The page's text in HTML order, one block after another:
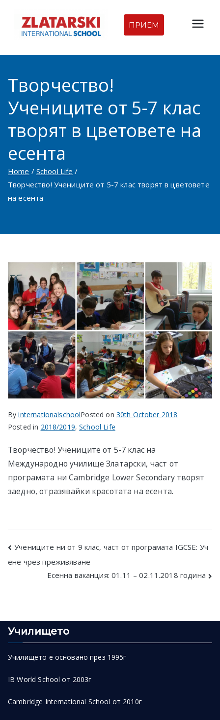
content
Междуна
родна
гимназия
Златарск
и |
родно
в София
ПРИЕМ
Творчество!
Учениците от 5-7 клас
творят в цветовете на
есента
Home
School Life
Творчество! Учениците от 5-7 клас творят в цветовете
на есента
ByinternationalschoolPosted on 30th October 2018
Posted in 2018/2019,School Life
Творчество! Учениците от 5-7 клас на
Международно училище Златарски, част от
програмата ни Cambridge Lower Secondary творят
заедно, отразявайки красотата на есента.
Post
navigation
Учениците ни от 9 клас, част от програмата IGCSE: Уч
ене чрез преживяване
Есенна ваканция: 01.11 – 02.11.2018 година
Училището
Училището е основано през 1995г
IB World School от 2003г
Cambridge International School от 2010г